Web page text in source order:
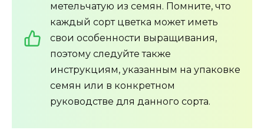
метельчатую из семян. Помните, что
каждый сорт цветка может иметь
свои особенности выращивания,
поэтому следуйте также
инструкциям, указанным на упаковке
семян или в конкретном
руководстве для данного сорта.